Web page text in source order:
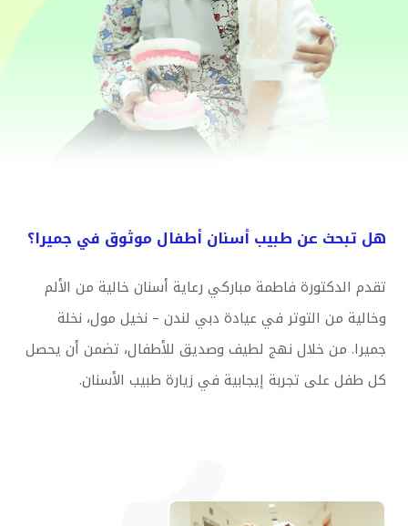
هل تبحث عن طبيب أسنان أطفال موثوق في جميرا؟
تقدم الدكتورة فاطمة مباركي رعاية أسنان خالية من الألم
وخالية من التوتر في عيادة دبي لندن – نخيل مول، نخلة
جميرا. من خلال نهج لطيف وصديق للأطفال، تضمن أن يحصل
كل طفل على تجربة إيجابية في زيارة طبيب الأسنان.